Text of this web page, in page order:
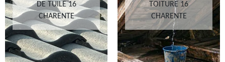
DE TUILE 16
CHARENTE
TOITURE 16
CHARENTE